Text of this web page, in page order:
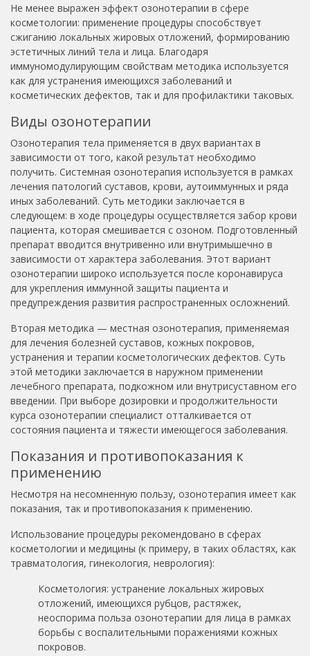
Не менее выражен эффект озонотерапии в сфере
косметологии: применение процедуры способствует
сжиганию локальных жировых отложений, формированию
эстетичных линий тела и лица. Благодаря
иммуномодулирующим свойствам методика используется
как для устранения имеющихся заболеваний и
косметических дефектов, так и для профилактики таковых.
Виды озонотерапии
Озонотерапия тела применяется в двух вариантах в
зависимости от того, какой результат необходимо
получить. Системная озонотерапия используется в рамках
лечения патологий суставов, крови, аутоиммунных и ряда
иных заболеваний. Суть методики заключается в
следующем: в ходе процедуры осуществляется забор крови
пациента, которая смешивается с озоном. Подготовленный
препарат вводится внутривенно или внутримышечно в
зависимости от характера заболевания. Этот вариант
озонотерапии широко используется после коронавируса
для укрепления иммунной защиты пациента и
предупреждения развития распространенных осложнений.
Вторая методика — местная озонотерапия, применяемая
для лечения болезней суставов, кожных покровов,
устранения и терапии косметологических дефектов. Суть
этой методики заключается в наружном применении
лечебного препарата, подкожном или внутрисуставном его
введении. При выборе дозировки и продолжительности
курса озонотерапии специалист отталкивается от
состояния пациента и тяжести имеющегося заболевания.
Показания и противопоказания к
применению
Несмотря на несомненную пользу, озонотерапия имеет как
показания, так и противопоказания к применению.
Использование процедуры рекомендовано в сферах
косметологии и медицины (к примеру, в таких областях, как
травматология, гинекология, неврология):
Косметология: устранение локальных жировых
отложений, имеющихся рубцов, растяжек,
неоспорима польза озонотерапии для лица в рамках
борьбы с воспалительными поражениями кожных
покровов.